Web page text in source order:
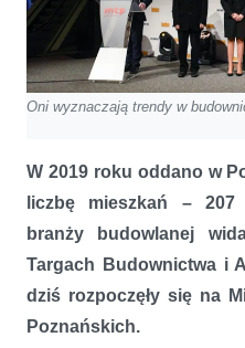
Oni wyznaczają trendy w
W 2019 roku oddano w
liczbę mieszkań –
branży budowlanej
Targach Budownictwa i
dziś rozpoczęły się na
Poznańskich.